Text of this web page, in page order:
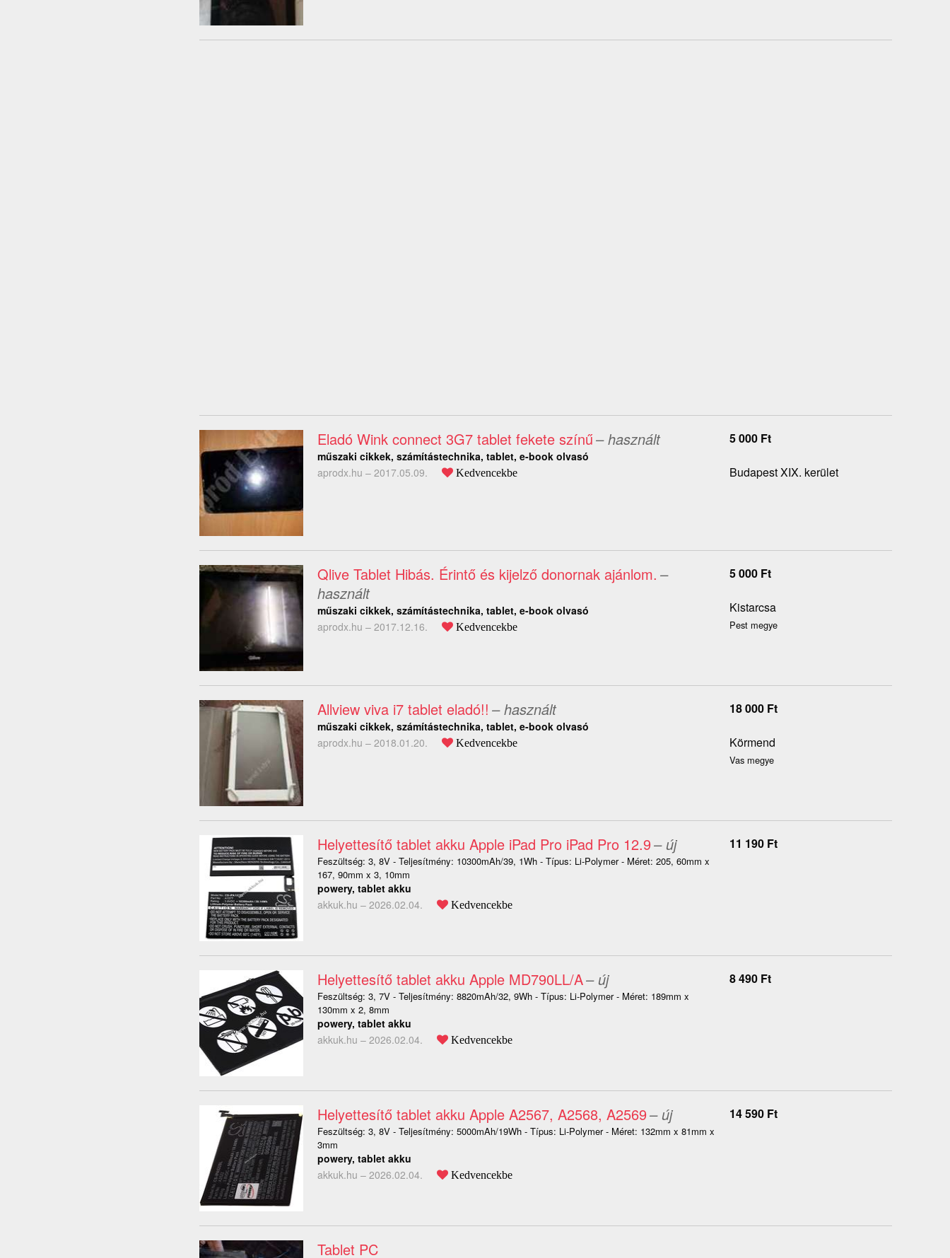
Eladó Wink connect 3G7 tablet fekete színű– használt
műszaki cikkek, számítástechnika, tablet, e-book olvasó
aprodx.hu – 2017.05.09. Kedvencekbe
5 000 Ft
Budapest XIX. kerület
Qlive Tablet Hibás. Érintő és kijelző donornak ajánlom. –
használt
műszaki cikkek, számítástechnika, tablet, e-book olvasó
aprodx.hu – 2017.12.16. Kedvencekbe
5 000 Ft
Kistarcsa
Pest megye
Allview viva i7 tablet eladó!! – használt
műszaki cikkek, számítástechnika, tablet, e-book olvasó
aprodx.hu – 2018.01.20. Kedvencekbe
18 000 Ft
Körmend
Vas megye
Helyettesítő tablet akku Apple iPad Pro iPad Pro 12.9– új
Feszültség: 3, 8V - Teljesítmény: 10300mAh/39, 1Wh - Típus: Li-Polymer - Méret: 205, 60mm x
167, 90mm x 3, 10mm
powery, tablet akku
akkuk.hu – 2026.02.04. Kedvencekbe
11 190 Ft
Helyettesítő tablet akku Apple MD790LL/A– új
Feszültség: 3, 7V - Teljesítmény: 8820mAh/32, 9Wh - Típus: Li-Polymer - Méret: 189mm x
130mm x 2, 8mm
powery, tablet akku
akkuk.hu – 2026.02.04. Kedvencekbe
8 490 Ft
Helyettesítő tablet akku Apple A2567, A2568, A2569– új
Feszültség: 3, 8V - Teljesítmény: 5000mAh/19Wh - Típus: Li-Polymer - Méret: 132mm x 81mm x
3mm
powery, tablet akku
akkuk.hu – 2026.02.04. Kedvencekbe
14 590 Ft
Tablet PC